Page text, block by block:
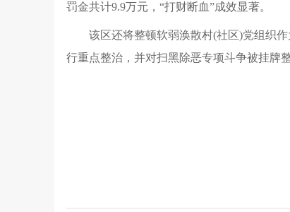
罚金共计9.9万元，“打财断血”成效显著。
该区还将整顿软弱涣散村(社区)党组织
行重点整治，并对扫黑除恶专项斗争被挂牌